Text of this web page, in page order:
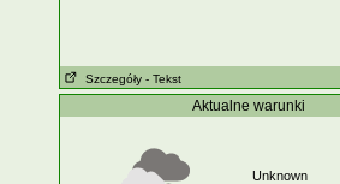
Szczegóły - Tekst
Aktualne warunki
Unknown